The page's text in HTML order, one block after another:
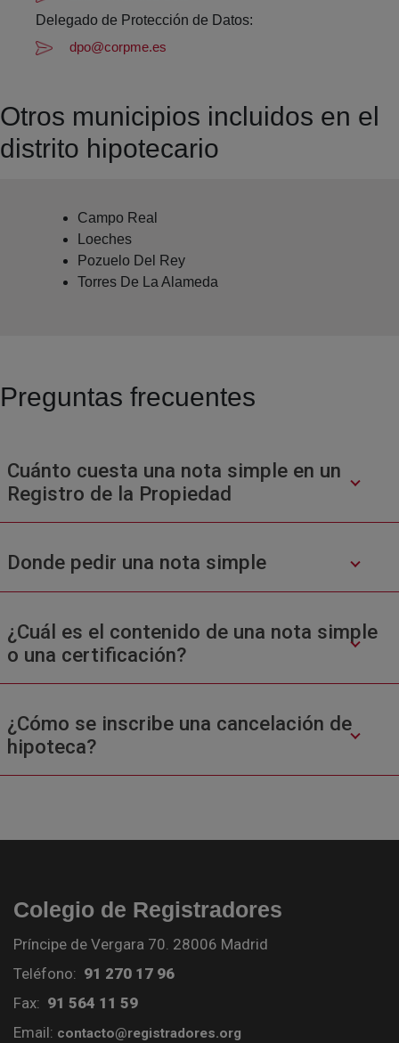
Delegado de Protección de Datos:
dpo@corpme.es
Otros municipios incluidos en el
distrito hipotecario
Campo Real
Loeches
Pozuelo Del Rey
Torres De La Alameda
Preguntas frecuentes
Cuánto cuesta una nota simple en un
Registro de la Propiedad
Donde pedir una nota simple
¿Cuál es el contenido de una nota simple
o una certificación?
¿Cómo se inscribe una cancelación de
hipoteca?
Colegio de Registradores
Príncipe de Vergara 70. 28006 Madrid
Teléfono: 91 270 17 96
Fax: 91 564 11 59
Email: contacto@registradores.org